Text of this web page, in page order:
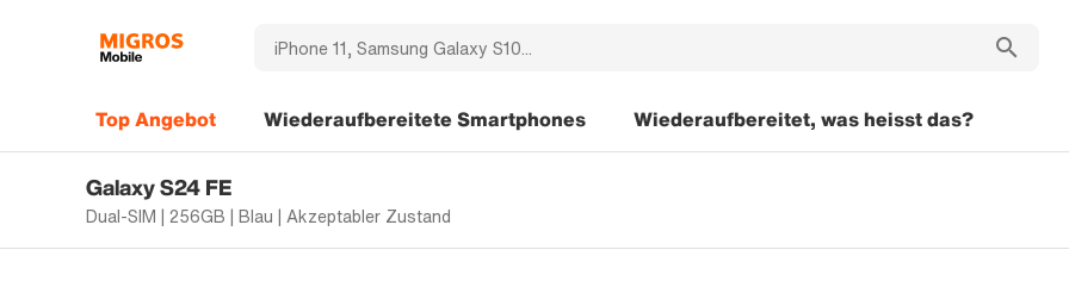
Top Angebot Wiederaufbereitete Smartphones Wiederaufbereitet, was heisst das?
Galaxy S24 FE
Dual-SIM | 256GB | Blau | Akzeptabler Zustand